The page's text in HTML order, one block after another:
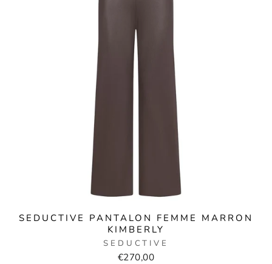
SEDUCTIVE PANTALON FEMME MARRON
KIMBERLY
SEDUCTIVE
€270,00